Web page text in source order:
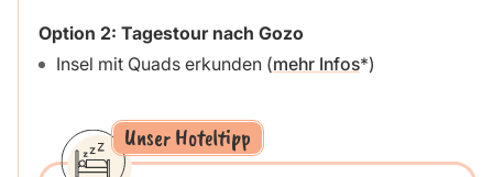
Option 2: Tagestour nach Gozo
Insel mit Quads erkunden (mehr Infos )
Unser Hoteltipp